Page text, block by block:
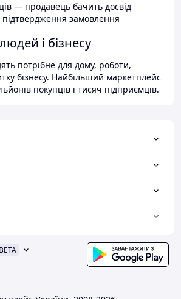
— продавець бачить досвід
замовлення
і бізнесу
потрібне для дому, роботи,
бізнесу. Найбільший маркетплейс
покупців і тисяч підприємців.
BETA